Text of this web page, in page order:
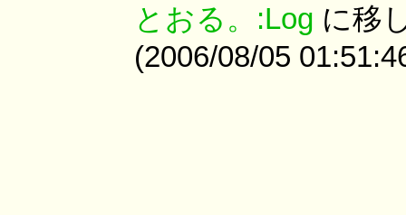
とおる。:Log に移
(2006/08/05